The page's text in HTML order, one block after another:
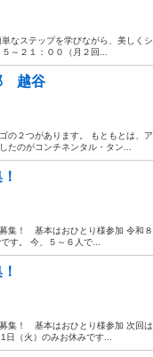
なステップを学びながら、美しくシ
～２１：００（月２回...
越谷
の２つがあります。 もともとは、ア
たのがコンチネンタル・タン...
集！ 基本はおひとり様参加 令和８
す。 今、５～６人で...
集！ 基本はおひとり様参加 次回は
（火）のみお休みです...